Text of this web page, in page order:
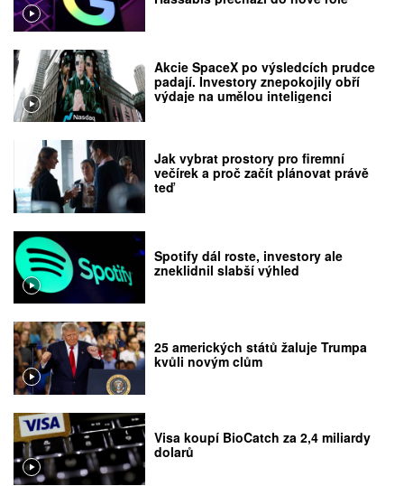
Akcie SpaceX po výsledcích prudce
padají. Investory znepokojily obří
výdaje na umělou inteligenci
Jak vybrat prostory pro firemní
večírek a proč začít plánovat právě
teď
Spotify dál roste, investory ale
zneklidnil slabší výhled
25 amerických států žaluje Trumpa
kvůli novým clům
Visa koupí BioCatch za 2,4 miliardy
dolarů